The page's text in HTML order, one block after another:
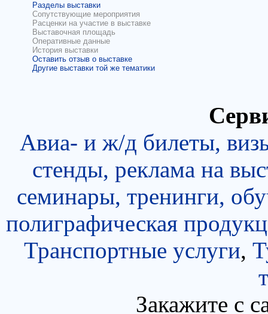
Разделы выставки
Сопутствующие мероприятия
Расценки на участие в выставке
Выставочная площадь
Оперативные данные
История выставки
Оставить отзыв о выставке
Другие выставки той же тематики
Авиа- и ж/д билеты,
стенды, реклама на
семинары, тренинги,
полиграфическая
Транспортные услуги,
Закажите с